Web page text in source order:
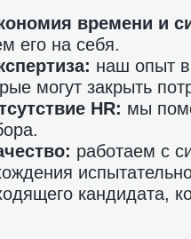
времени и
его на себя.
наш опыт в
могут закрыть
HR: мы
работаем с
кандидата,